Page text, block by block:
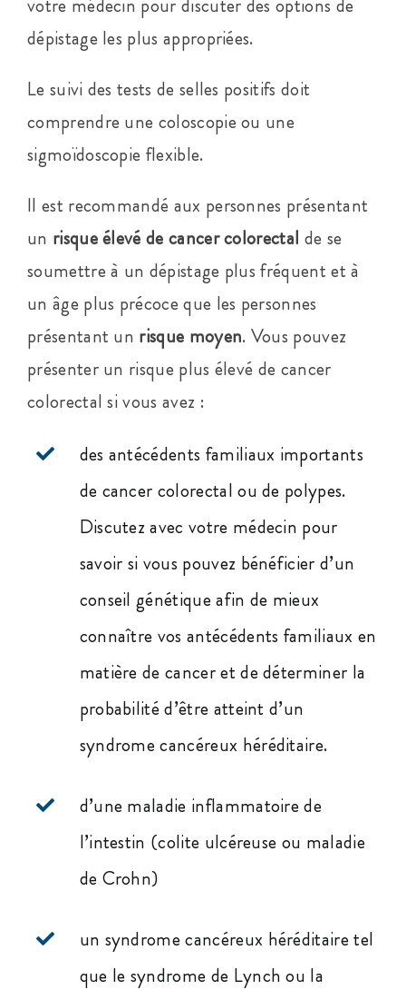
dépistage les plus appropriées.
Le suivi des tests de selles positifs doit
comprendre une coloscopie ou une
sigmoïdoscopie flexible.
Il est recommandé aux personnes présentant
un risque élevé de cancer colorectal de se
soumettre à un dépistage plus fréquent et à
un âge plus précoce que les personnes
présentant un risque moyen. Vous pouvez
présenter un risque plus élevé de cancer
colorectal si vous avez :
des antécédents familiaux importants
de cancer colorectal ou de polypes.
Discutez avec votre médecin pour
savoir si vous pouvez bénéficier d’un
conseil génétique afin de mieux
connaître vos antécédents familiaux en
matière de cancer et de déterminer la
probabilité d’être atteint d’un
syndrome cancéreux héréditaire.
d’une maladie inflammatoire de
l’intestin (colite ulcéreuse ou maladie
de Crohn)
un syndrome cancéreux héréditaire tel
que le syndrome de Lynch ou la